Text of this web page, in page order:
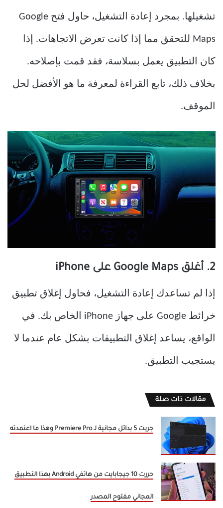
تشغيلها. بمجرد إعادة التشغيل، حاول فتح Google
Maps للتحقق مما إذا كانت تعرض الاتجاهات. إذا
كان التطبيق يعمل بسلاسة، فقد قمت بإصلاحه.
بخلاف ذلك، تابع القراءة لمعرفة ما هو الأفضل لحل
الموقف.
2. أغلق Google Maps على iPhone
إذا لم تساعدك إعادة التشغيل، فحاول إغلاق تطبيق
خرائط Google على جهاز iPhone الخاص بك. في
الواقع، يساعد إغلاق التطبيقات بشكل عام عندما لا
يستجيب التطبيق.
مقالات ذات صلة
جربت 5 بدائل مجانية لـ Premiere Pro وهذا ما اعتمدته
حررت 10 جيجابايت من هاتفي Android بهذا التطبيق
المجاني مفتوح المصدر